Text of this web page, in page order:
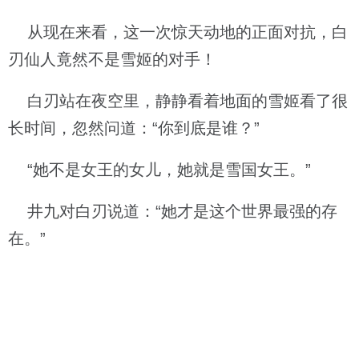
从现在来看，这一次惊天动地的正面对抗，白
刃仙人竟然不是雪姬的对手！
白刃站在夜空里，静静看着地面的雪姬看了很
长时间，忽然问道：“你到底是谁？”
“她不是女王的女儿，她就是雪国女王。”
井九对白刃说道：“她才是这个世界最强的存
在。”